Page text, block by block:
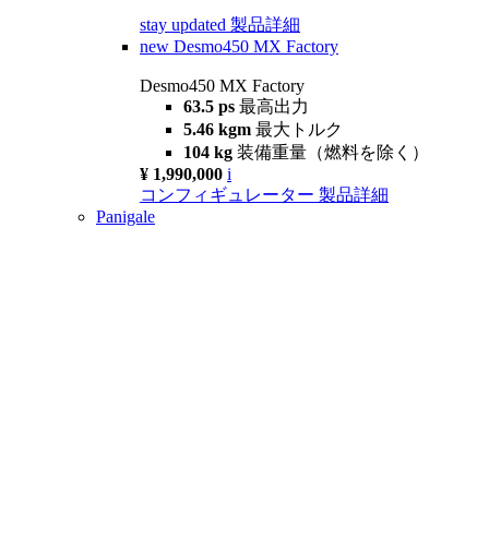
stay updated 製品詳細
new Desmo450 MX Factory
Desmo450 MX Factory
63.5 ps 最高出力
5.46 kgm 最大トルク
104 kg 装備重量（燃料を除く）
¥ 1,990,000 i
コンフィギュレーター 製品詳細
Panigale